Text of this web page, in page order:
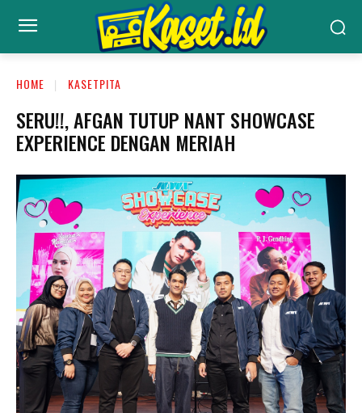
HOME KASETPITA
SERU!!, AFGAN TUTUP NANT SHOWCASE
EXPERIENCE DENGAN MERIAH